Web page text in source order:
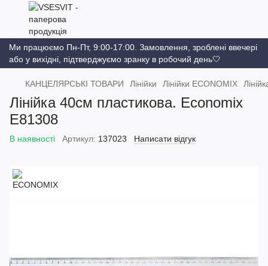
Ми працюємо Пн-Пт, 9:00-17:00. Замовлення, зроблені ввечері
або у вихідні, підтверджуємо зранку в робочий день🤍
КАНЦЕЛЯРСЬКІ ТОВАРИ Лінійки Лінійки ECONOMIX
Лінійка 40см пластикова. Economix
E81308
В наявності Артикул: 137023 Написати відгук